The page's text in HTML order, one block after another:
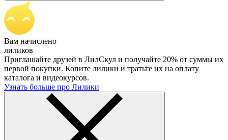
Вам начислено
лиликов
Приглашайте друзей в ЛилСкул и получайте 20% от суммы их
первой покупки. Копите лилики и тратьте их на оплату
каталога и видеокурсов.
Узнать больше про Лилики